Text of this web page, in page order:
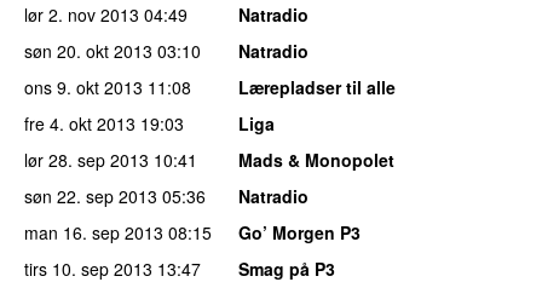
lør 2. nov 2013 04:49
Natradio
søn 20. okt 2013 03:10
Natradio
ons 9. okt 2013 11:08
Lærepladser til alle
fre 4. okt 2013 19:03
Liga
lør 28. sep 2013 10:41
Mads & Monopolet
søn 22. sep 2013 05:36
Natradio
man 16. sep 2013 08:15
Go’ Morgen P3
tirs 10. sep 2013 13:47
Smag på P3